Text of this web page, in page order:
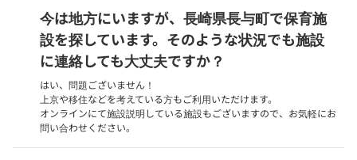
今は地方にいますが、長崎県長与町で保育施
設を探しています。そのような状況でも施設
に連絡しても大丈夫ですか？
はい、問題ございません！
上京や移住などを考えている方もご利用いただけます。
オンラインにて施設説明している施設もございますので、お気軽にお
問い合わせください。